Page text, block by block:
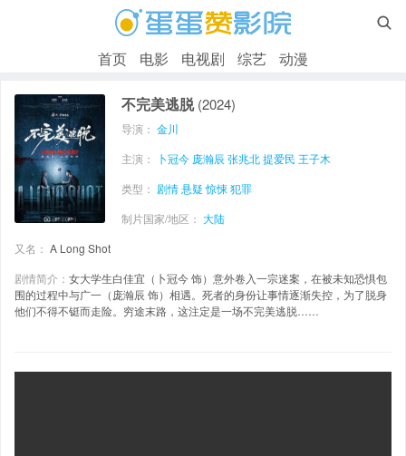

首页 电影 电视剧 综艺 动漫
不完美逃脱 (2024)
导演： 金川
主演：
卜冠今 庞瀚辰 张兆北提爱民 王子木
类型： 剧情悬疑 惊悚犯罪
制片国家/地区： 大陆
又名： A Long Shot
剧情简介： 女大学生白佳宜（卜冠今 饰）意外卷入一宗迷案，在被未知恐惧包
围的过程中与广一（庞瀚辰 饰）相遇。死者的身份让事情逐渐失控，为了脱身
他们不得不铤而走险。穷途末路，这注定是一场不完美逃脱……